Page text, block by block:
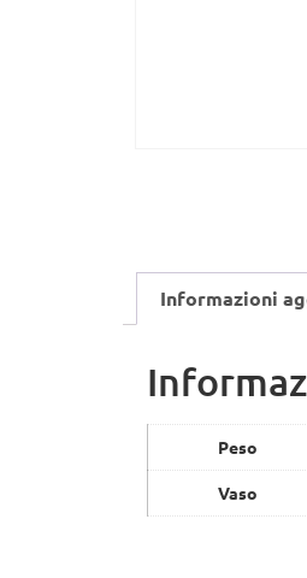
Informazioni
Peso
Vaso